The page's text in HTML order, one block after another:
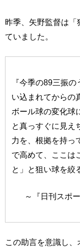
昨季、矢野監督は
ていました。
『今季の89三振
い込まれてからの
ボール球の変化球
と真っすぐに見え
力を、根拠を持っ
で高めて、ここは
と」と狙い球を絞
～『日刊スポ
この助言を意識し